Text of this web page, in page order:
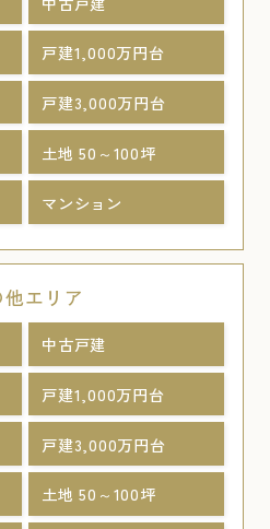
戸建1,000万円台
戸建3,000万円台
土地 50～100坪
マンション
他エリア
中古戸建
戸建1,000万円台
戸建3,000万円台
土地 50～100坪